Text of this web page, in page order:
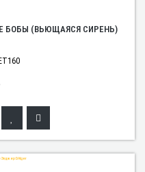
БОБЫ (ВЬЮЩАЯСЯ СИРЕНЬ)